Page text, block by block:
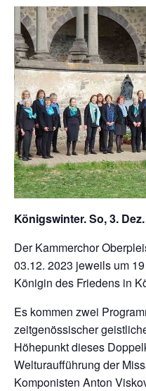
Königswinter. So, 3.
Der Kammerchor
03.12. 2023 jeweils um
Königin des Friedens in
Es kommen zwei
zeitgenössischer
Höhepunkt dieses
Welturaufführung der
Komponisten Anton